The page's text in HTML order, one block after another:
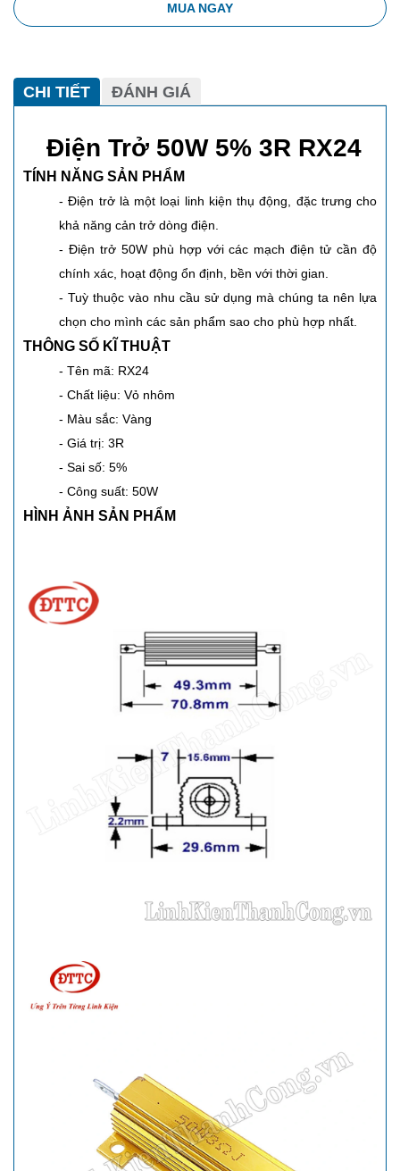
MUA NGAY
CHI TIẾT ĐÁNH GIÁ
Điện Trở 50W 5% 3R RX24
TÍNH NĂNG SẢN PHẨM
- Điện trở là một loại linh kiện thụ động, đặc trưng cho
khả năng cản trở dòng điện.
- Điện trở 50W phù hợp với các mạch điện tử cần độ
chính xác, hoạt động ổn định, bền với thời gian.
- Tuỳ thuộc vào nhu cầu sử dụng mà chúng ta nên lựa
chọn cho mình các sản phẩm sao cho phù hợp nhất.
THÔNG SỐ KĨ THUẬT
- Tên mã: RX24
- Chất liệu: Vỏ nhôm
- Màu sắc: Vàng
- Giá trị: 3R
- Sai số: 5%
- Công suất: 50W
HÌNH ẢNH SẢN PHẨM